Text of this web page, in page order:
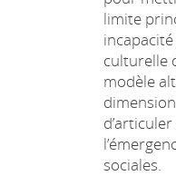
limite
culturelle
modèle
sociales.